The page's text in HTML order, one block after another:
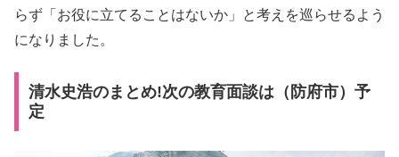
らず「お役に立てることはないか」と考えを巡らせるよう
になりました。
清水史浩のまとめ!次の教育面談は（防府市）予
定